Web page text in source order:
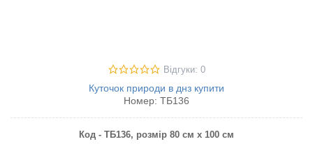
Відгуки: 0
Куточок природи в днз купити
Номер: ТБ136
Код - ТБ136, розмір 80 см х 100 см